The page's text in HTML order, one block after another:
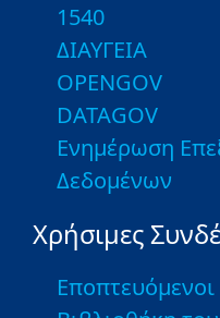
1540
ΔΙΑΥΓΕΙΑ
OPENGOV
DATAGOV
Ενημέρωση
Δεδομένων
Χρήσιμες